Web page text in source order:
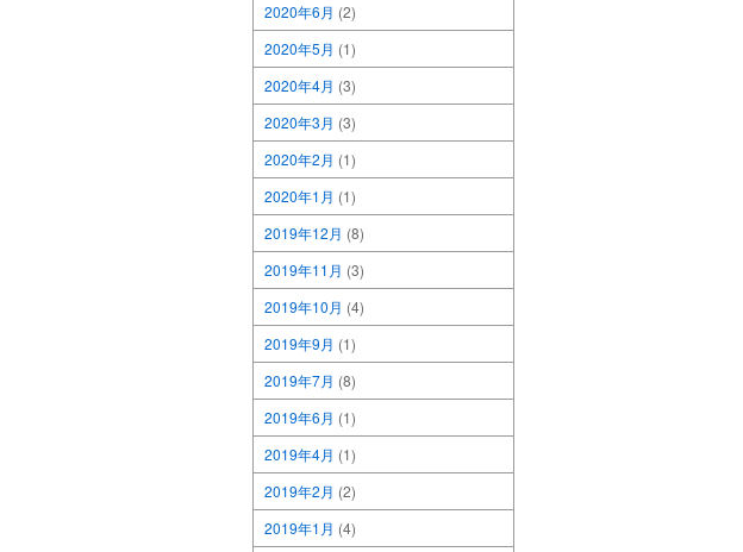
2020年6月 (2)
2020年5月 (1)
2020年4月 (3)
2020年3月 (3)
2020年2月 (1)
2020年1月 (1)
2019年12月 (8)
2019年11月 (3)
2019年10月 (4)
2019年9月 (1)
2019年7月 (8)
2019年6月 (1)
2019年4月 (1)
2019年2月 (2)
2019年1月 (4)